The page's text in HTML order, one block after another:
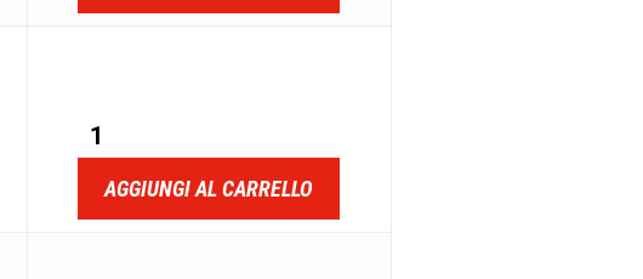
AGGIUNGI AL CARRELLO